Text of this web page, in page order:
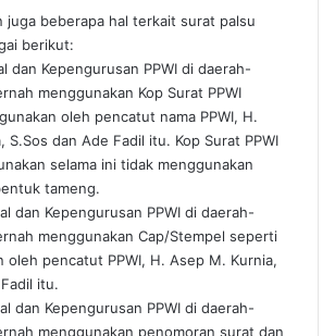
juga beberapa hal terkait surat palsu
berikut:
dan Kepengurusan PPWI di daerah-
menggunakan Kop Surat PPWI
oleh pencatut nama PPWI, H.
S.Sos dan Ade Fadil itu. Kop Surat PPWI
selama ini tidak menggunakan
tameng.
dan Kepengurusan PPWI di daerah-
menggunakan Cap/Stempel seperti
oleh pencatut PPWI, H. Asep M. Kurnia,
itu.
dan Kepengurusan PPWI di daerah-
menggunakan penomoran surat dan